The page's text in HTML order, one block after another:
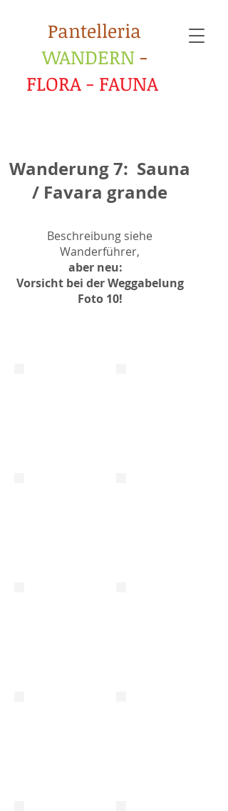
​Pantelleria
WANDERN-
FLORA - FAUNA
Wanderung 7: Sauna
/ Favara grande
Beschreibung siehe
Wanderführer,
aber neu:
Vorsicht bei der Weggabelung
Foto 10!